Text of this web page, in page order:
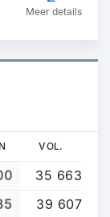
Meer details
VOL.
35 663
39 607